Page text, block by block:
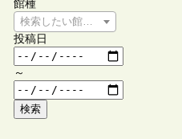
館種
検索したい館種を選択してください
投稿日
～
検索